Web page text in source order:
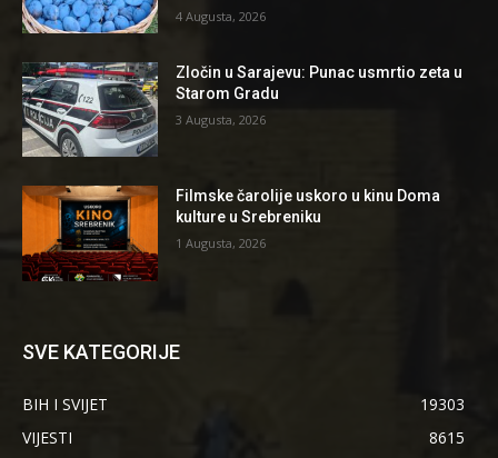
4 Augusta, 2026
Zločin u Sarajevu: Punac usmrtio zeta u
Starom Gradu
3 Augusta, 2026
Filmske čarolije uskoro u kinu Doma
kulture u Srebreniku
1 Augusta, 2026
SVE KATEGORIJE
BIH I SVIJET
19303
VIJESTI
8615